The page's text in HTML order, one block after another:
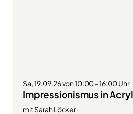
Sa, 19.09.26 von 10:00 - 16:00 Uhr
Impressionismus in Acryl
mit Sarah Löcker